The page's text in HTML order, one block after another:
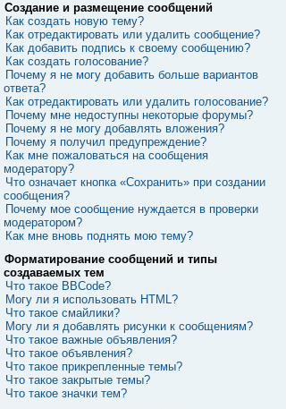
Создание и размещение сообщений
Как создать новую тему?
Как отредактировать или удалить сообщение?
Как добавить подпись к своему сообщению?
Как создать голосование?
Почему я не могу добавить больше вариантов
ответа?
Как отредактировать или удалить голосование?
Почему мне недоступны некоторые форумы?
Почему я не могу добавлять вложения?
Почему я получил предупреждение?
Как мне пожаловаться на сообщения
модератору?
Что означает кнопка «Сохранить» при создании
сообщения?
Почему мое сообщение нуждается в проверки
модератором?
Как мне вновь поднять мою тему?
Форматирование сообщений и типы
создаваемых тем
Что такое BBCode?
Могу ли я использовать HTML?
Что такое смайлики?
Могу ли я добавлять рисунки к сообщениям?
Что такое важные объявления?
Что такое объявления?
Что такое прикрепленные темы?
Что такое закрытые темы?
Что такое значки тем?